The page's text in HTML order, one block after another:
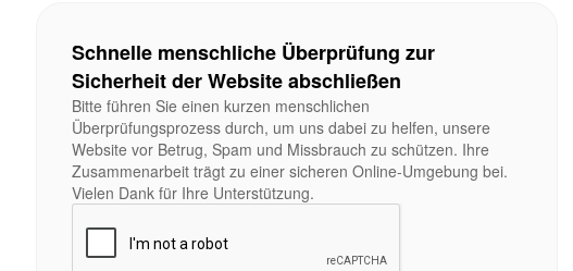
Schnelle menschliche Überprüfung zur
Sicherheit der Website abschließen
Bitte führen Sie einen kurzen menschlichen
Überprüfungsprozess durch, um uns dabei zu helfen, unsere
Website vor Betrug, Spam und Missbrauch zu schützen. Ihre
Zusammenarbeit trägt zu einer sicheren Online-Umgebung bei.
Vielen Dank für Ihre Unterstützung.